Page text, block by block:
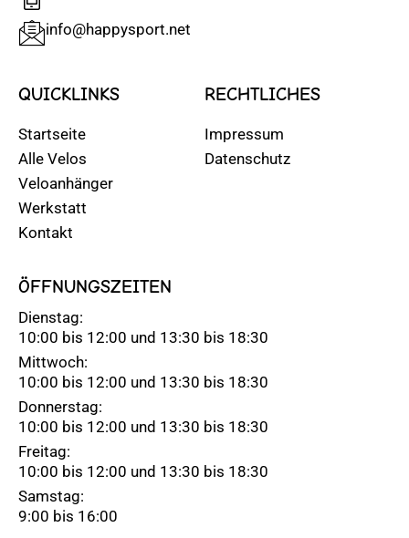
info@happysport.net
QUICKLINKS
Startseite
Alle Velos
Veloanhänger
Werkstatt
Kontakt
RECHTLICHES
Impressum
Datenschutz
ÖFFNUNGSZEITEN
Dienstag:
10:00 bis 12:00 und 13:30 bis 18:30
Mittwoch:
10:00 bis 12:00 und 13:30 bis 18:30
Donnerstag:
10:00 bis 12:00 und 13:30 bis 18:30
Freitag:
10:00 bis 12:00 und 13:30 bis 18:30
Samstag:
9:00 bis 16:00